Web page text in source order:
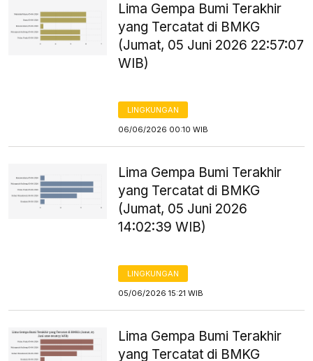
Lima Gempa Bumi Terakhir
yang Tercatat di BMKG
(Jumat, 05 Juni 2026 22:57:07
WIB)
LINGKUNGAN
06/06/2026 00:10 WIB
Lima Gempa Bumi Terakhir
yang Tercatat di BMKG
(Jumat, 05 Juni 2026
14:02:39 WIB)
LINGKUNGAN
05/06/2026 15:21 WIB
Lima Gempa Bumi Terakhir
yang Tercatat di BMKG